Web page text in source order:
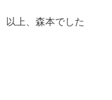
以上、森本でした